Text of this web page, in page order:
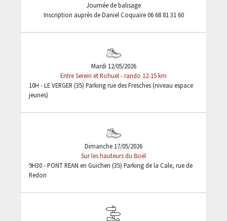
Journée de balisage
Inscription auprès de Daniel Coquaire 06 68 81 31 60
Mardi 12/05/2026
Entre Serein et Rohuel - rando 12-15 km
10H - LE VERGER (35) Parking rue des Fresches (niveau espace
jeunes)
Dimanche 17/05/2026
Sur les hauteurs du Boël
9H30 - PONT REAN en Guichen (35) Parking de la Cale, rue de
Redon